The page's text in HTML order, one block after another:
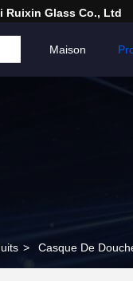
Ruixin Glass Co., Ltd
Maison
> Casque De